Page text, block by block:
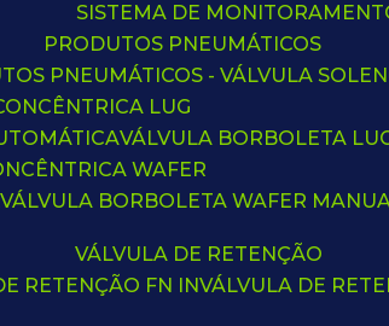
SISTEMA DE
PRODUTOS PNEUMÁTICOS
PNEUMÁTICOS - VÁLVULA
LUG
VÁLVULA BORBOLETA
WAFER
VÁLVULA BORBOLETA WAFER
VÁLVULA DE RETENÇÃO
RETENÇÃO FN IN VÁLVULA DE